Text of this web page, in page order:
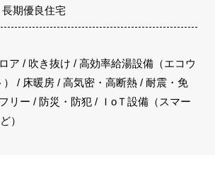
期優良住宅
ア / 吹き抜け / 高効率給湯設備（エコウ
） / 床暖房 / 高気密・高断熱 / 耐震・免
リー / 防災・防犯 / ＩoＴ設備（スマー
）